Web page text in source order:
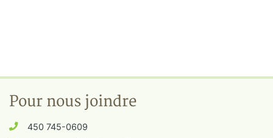
Pour nous joindre
450 745-0609